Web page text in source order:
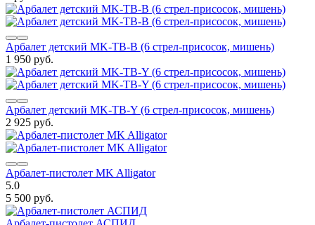
Арбалет детский MK-TB-B (6 стрел-присосок, мишень)
1 950 руб.
Арбалет детский MK-TB-Y (6 стрел-присосок, мишень)
2 925 руб.
Арбалет-пистолет MK Alligator
5.0
5 500 руб.